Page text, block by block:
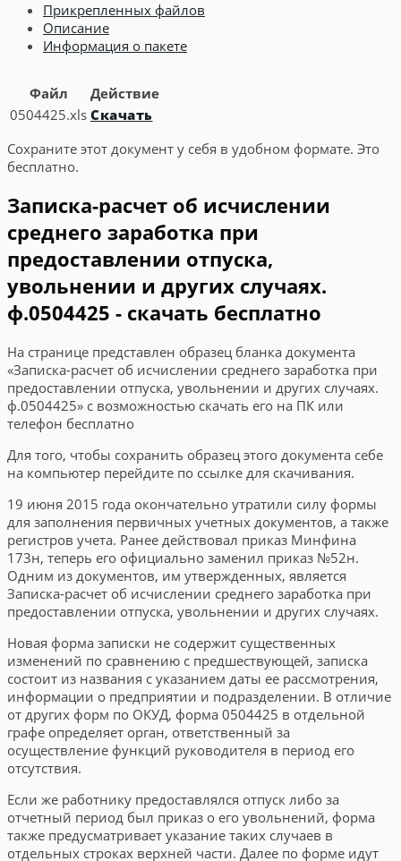
Прикрепленных файлов
Описание
Информация о пакете
Файл
Действие
0504425.xls Скачать
Сохраните этот документ у себя в удобном формате. Это
бесплатно.
Записка-расчет об исчислении
среднего заработка при
предоставлении отпуска,
увольнении и других случаях.
ф.0504425 - скачать бесплатно
На странице представлен образец бланка документа
«Записка-расчет об исчислении среднего заработка при
предоставлении отпуска, увольнении и других случаях.
ф.0504425» с возможностью скачать его на ПК или
телефон бесплатно
Для того, чтобы сохранить образец этого документа себе
на компьютер перейдите по ссылке для скачивания.
19 июня 2015 года окончательно утратили силу формы
для заполнения первичных учетных документов, а также
регистров учета. Ранее действовал приказ Минфина
173н, теперь его официально заменил приказ №52н.
Одним из документов, им утвержденных, является
Записка-расчет об исчислении среднего заработка при
предоставлении отпуска, увольнении и других случаях.
Новая форма записки не содержит существенных
изменений по сравнению с предшествующей, записка
состоит из названия с указанием даты ее рассмотрения,
информации о предприятии и подразделении. В отличие
от других форм по ОКУД, форма 0504425 в отдельной
графе определяет орган, ответственный за
осуществление функций руководителя в период его
отсутствия.
Если же работнику предоставлялся отпуск либо за
отчетный период был приказ о его увольнений, форма
также предусматривает указание таких случаев в
отдельных строках верхней части. Далее по форме идут